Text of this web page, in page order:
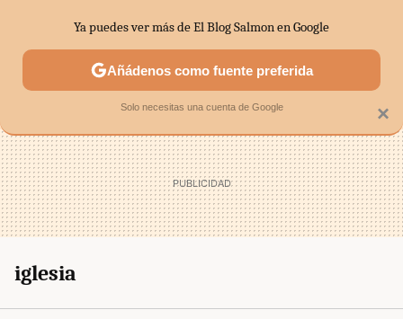
SECTORES ECONOMÍA DOMÉSTICA MERCADOS
iglesia
×
Ya puedes ver más de El Blog Salmon en Google
Añádenos como fuente preferida
Solo necesitas una cuenta de Google